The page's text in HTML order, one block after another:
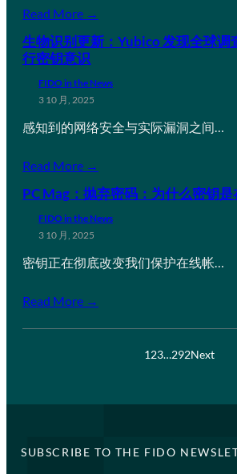
Read More →
生物识别更新：Yubico 发现全球调
行密钥意识
FIDO in the News
3 10 月, 2025
感知到的网络安全与实际漏洞之间…
Read More →
PC Mag：抛弃密码：为什么密钥
FIDO in the News
3 10 月, 2025
密钥正在彻底改变我们保护在线帐…
Read More →
123…292Next
SUBSCRIBE TO THE FIDO